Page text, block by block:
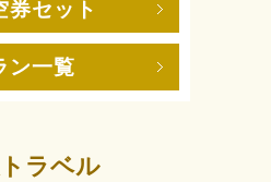
券セット
ン一覧
ラベル